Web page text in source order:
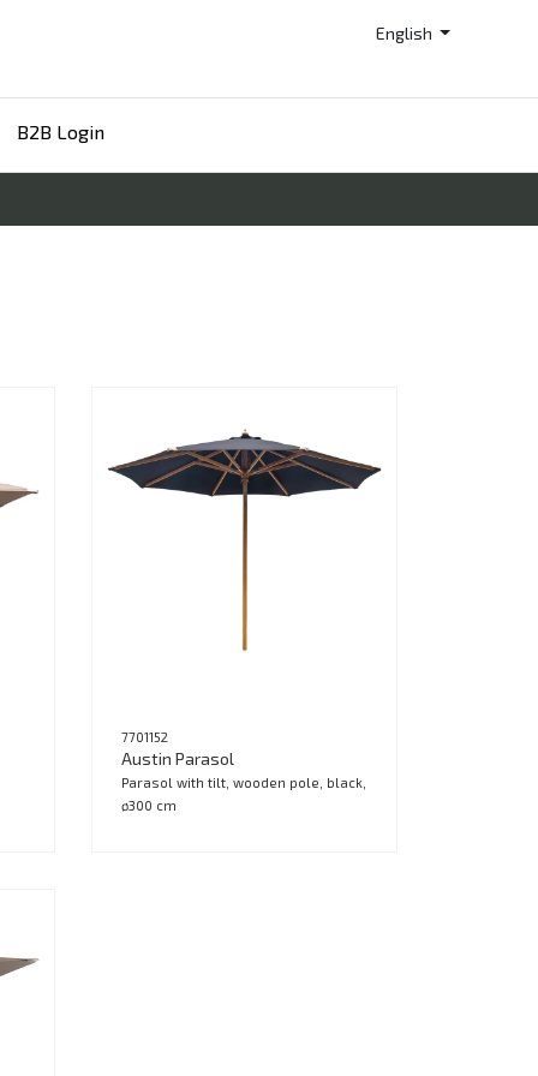
English
B2B Login
7701152
Austin Parasol
Parasol with tilt, wooden pole, black,
ø300 cm